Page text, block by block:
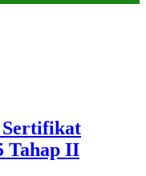
Tahap II